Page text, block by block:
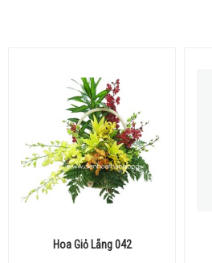
Hoa Giỏ Lẵng 042